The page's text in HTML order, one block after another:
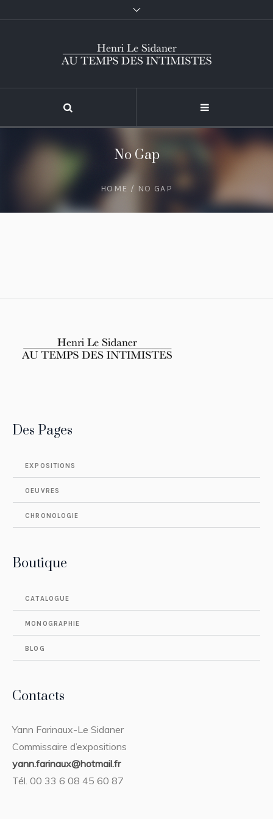
No Gap
HOME / NO GAP
Des Pages
EXPOSITIONS
OEUVRES
CHRONOLOGIE
Boutique
CATALOGUE
MONOGRAPHIE
BLOG
Contacts
Yann Farinaux-Le Sidaner
Commissaire d’expositions
yann.farinaux@hotmail.fr
Tél. 00 33 6 08 45 60 87